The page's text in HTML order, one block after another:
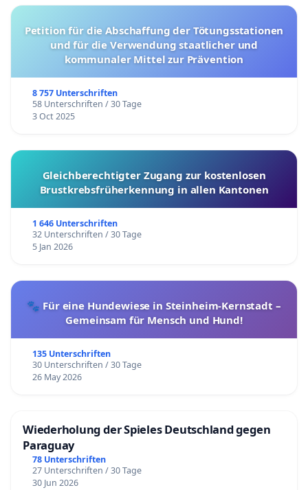
Petition für die Abschaffung der Tötungsstationen
und für die Verwendung staatlicher und
kommunaler Mittel zur Prävention
8 757 Unterschriften
58 Unterschriften / 30 Tage
3 Oct 2025
Gleichberechtigter Zugang zur kostenlosen
Brustkrebsfrüherkennung in allen Kantonen
1 646 Unterschriften
32 Unterschriften / 30 Tage
5 Jan 2026
🐾 Für eine Hundewiese in Steinheim-Kernstadt –
Gemeinsam für Mensch und Hund!
135 Unterschriften
30 Unterschriften / 30 Tage
26 May 2026
Wiederholung der Spieles Deutschland gegen
Paraguay
78 Unterschriften
27 Unterschriften / 30 Tage
30 Jun 2026